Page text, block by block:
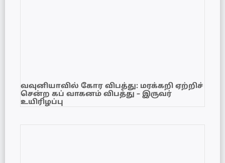
வவுனியாவில் கோர விபத்து: மரக்கறி ஏற்றிச்
சென்ற கப் வாகனம் விபத்து – இருவர்
உயிரிழப்பு